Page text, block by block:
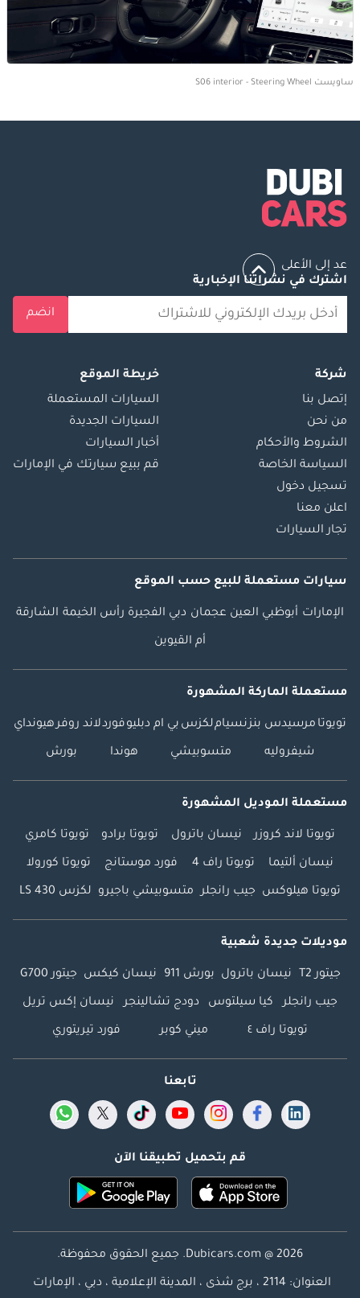
ساويست S06 interior - Steering Wheel
عد إلى الأعلى
اشترك في نشراتنا الإخبارية
انضم
شركة
إتصل بنا
من نحن
الشروط والأحكام
السياسة الخاصة
تسجيل دخول
اعلن معنا
تجار السيارات
خريطة الموقع
السيارات المستعملة
السيارات الجديدة
أخبار السيارات
قم ببيع سيارتك في الإمارات
سيارات مستعملة للبيع حسب الموقع
الإمارات أبوظبي العين عجمان دبي الفجيرة رأس الخيمة الشارقة
أم القيوين
مستعملة الماركة المشهورة
تويوتا مرسيدس بنزنسياملكزس بي ام دبليوفوردلاند روفرهيونداي
شيفروليه متسوبيشي هوندا بورش
مستعملة الموديل المشهورة
تويوتا لاند كروزر نيسان باترول تويوتا برادو تويوتا كامري
نيسان ألتيما تويوتا راف 4 فورد موستانج تويوتا كورولا
تويوتا هيلوكس جيب رانجلر متسوبيشي باجيرو لكزس LS 430
موديلات جديدة شعبية
جيتور T2 نيسان باترول بورش 911 نيسان كيكس جيتور G700
جيب رانجلر كيا سيلتوس دودج تشالينجر نيسان إكس تريل
تويوتا راف ٤ ميني كوبر فورد تيريتوري
تابعنا
قم بتحميل تطبيقنا الآن
Dubicars.com @ 2026. جميع الحقوق محفوظة.
العنوان: 2114 ، برج شذى ، المدينة الإعلامية ، دبي ، الإمارات